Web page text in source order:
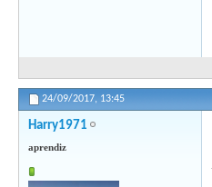
24/09/2017, 13:45
Harry1971
aprendiz